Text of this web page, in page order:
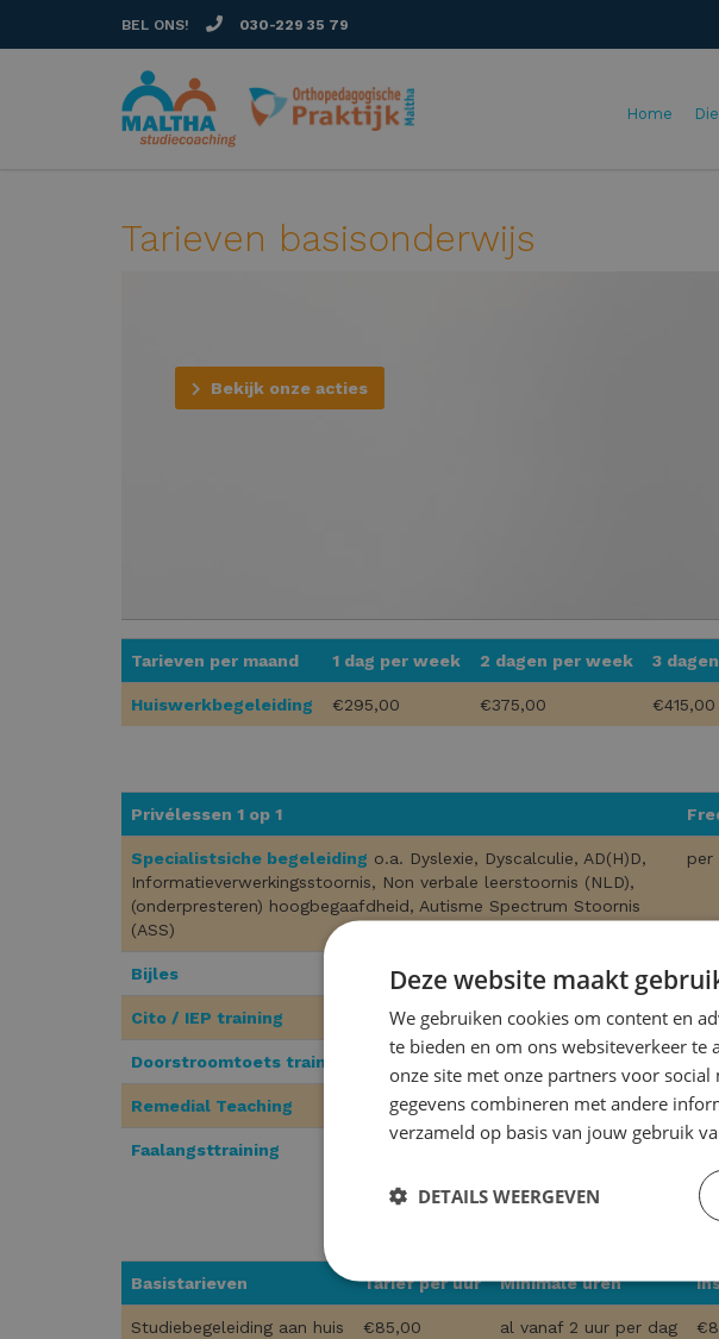
BEL ONS! 030-229 35 79
Home
Tarieven basisonderwijs
Bekijk onze acties
Tarieven per maand 1 dag per week 2 dagen per week 3
Huiswerkbegeleiding €295,00 €375,00 €415,00
Privélessen 1 op 1
Specialistsiche begeleiding o.a. Dyslexie, Dyscalculie, AD(H)D,
Informatieverwerkingsstoornis, Non verbale leerstoornis (NLD),
(onderpresteren) hoogbegaafdheid, Autisme Spectrum Stoornis
(ASS)
per
Bijles per
Cito / IEP training per
Doorstroomtoets training
Remedial Teaching per
Faalangsttraining
Basistarieven Tarief per uur Minimale uren
Studiebegeleiding aan huis €85,00 al vanaf 2 uur per dag
Deze website maakt
We gebruiken cookies om content en
te bieden en om ons websiteverkeer
onze site met onze partners voor
gegevens combineren met andere
verzameld op basis van jouw gebruik
DETAILS WEERGEVEN